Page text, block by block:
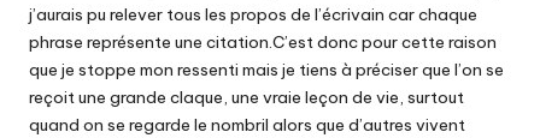
j’aurais pu relever tous les propos de l’écrivain car chaque
phrase représente une citation.C’est donc pour cette raison
que je stoppe mon ressenti mais je tiens à préciser que l’on se
reçoit une grande claque, une vraie leçon de vie, surtout
quand on se regarde le nombril alors que d’autres vivent